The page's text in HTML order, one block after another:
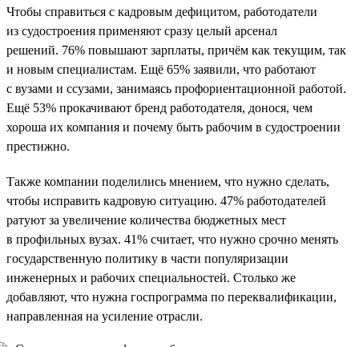
Чтобы справиться с кадровым дефицитом, работодатели
из судостроения применяют сразу целый арсенал
решений. 76% повышают зарплаты, причём как текущим, так
и новым специалистам. Ещё 65% заявили, что работают
с вузами и ссузами, занимаясь профориентационной работой.
Ещё 53% прокачивают бренд работодателя, донося, чем
хороша их компания и почему быть рабочим в судостроении
престижно.
Также компании поделились мнением, что нужно сделать,
чтобы исправить кадровую ситуацию. 47% работодателей
ратуют за увеличение количества бюджетных мест
в профильных вузах. 41% считает, что нужно срочно менять
государственную политику в части популяризации
инженерных и рабочих специальностей. Столько же
добавляют, что нужна госпрограмма по переквалификации,
направленная на усиление отрасли.